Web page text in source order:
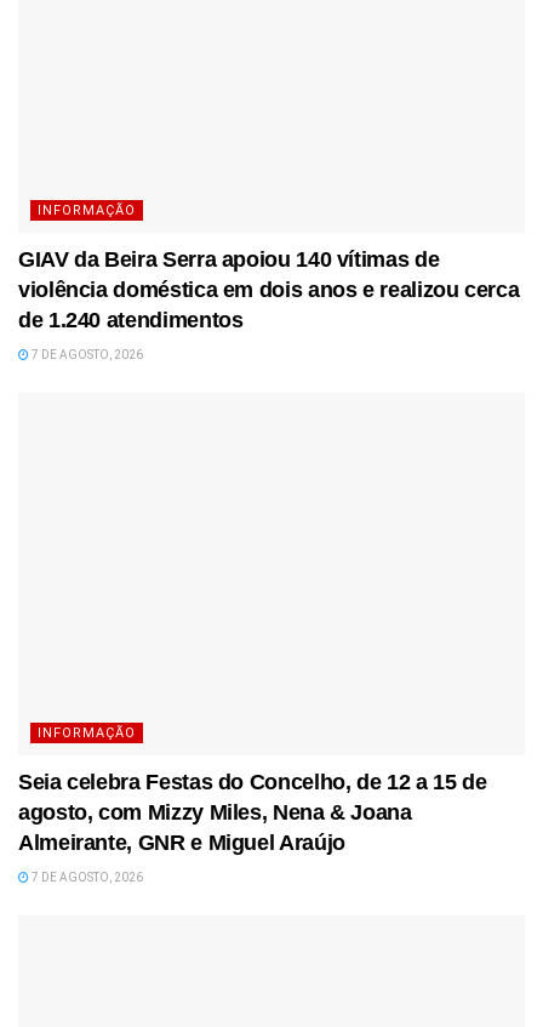
INFORMAÇÃO
GIAV da Beira Serra apoiou 140 vítimas de
violência doméstica em dois anos e realizou cerca
de 1.240 atendimentos
7 DE AGOSTO, 2026
INFORMAÇÃO
Seia celebra Festas do Concelho, de 12 a 15 de
agosto, com Mizzy Miles, Nena & Joana
Almeirante, GNR e Miguel Araújo
7 DE AGOSTO, 2026